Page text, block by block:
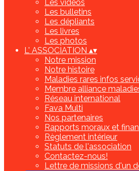
Les vidéos
Les bulletins
Les dépliants
Les livres
Les photos
L' ASSOCIATION ▴▾
Notre mission
Notre histoire
Maladies rares infos
Membre alliance
Réseau international
Fava Multi
Nos partenaires
Rapports moraux et
Règlement intérieur
Statuts de l'association
Contactez-nous!
Lettre de missions d'un